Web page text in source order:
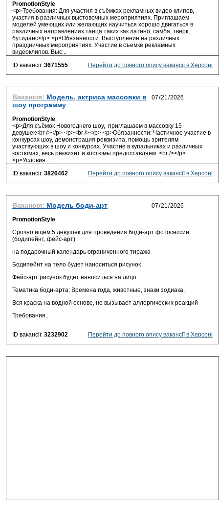
PromotionStyle
<p>Требования: Для участия в съёмках рекламных видео клипов,
участия в различных выстовочных мероприятиях. Приглашаем
моделей умеющих или желающих научиться хорошо двигаться в
различных направлениях танца таких как латино, самба, тверк,
бутиданс</p> <p>Обязанности: Выступление на различных
праздничных мероприятиях. Участие в съемке рекламных
видеоклипов. Выс...
ID вакансії: 3671555 Перейти до повного опису вакансії в Херсоні
Вакансія: Модель, актриса массовки в
шоу программу
PromotionStyle
<p>Для съёмок Новогоднего шоу, приглашаем в массовку 15
девушек<br /></p> <p><br /></p> <p>Обязанности: Частичное участие в
конкурсах шоу, демонстрация реквизита, помощь зрителям
участвующих в шоу и конкурсах. Участие в купальниках и различных
костюмах, весь реквизит и костюмы предоставляем. <br /></p>
<p>Условия...
ID вакансії: 3826462 Перейти до повного опису вакансії в Херсоні
Вакансія: Модель боди-арт
PromotionStyle
Срочно ищем 5 девушек для проведения боди-арт фотосессии
(бодипейнт, фейс-арт)
на подарочный календарь ограниченного тиража
Бодипейнт на тело будет наноситься рисунок
Фейс-арт рисунок будет наноситься на лицо
Тематика боди-арта: Времена года, животные, знаки зодиака.
Вся краска на водной основе, не вызывает аллергических реакций
Требования...
ID вакансії: 3232902 Перейти до повного опису вакансії в Херсоні